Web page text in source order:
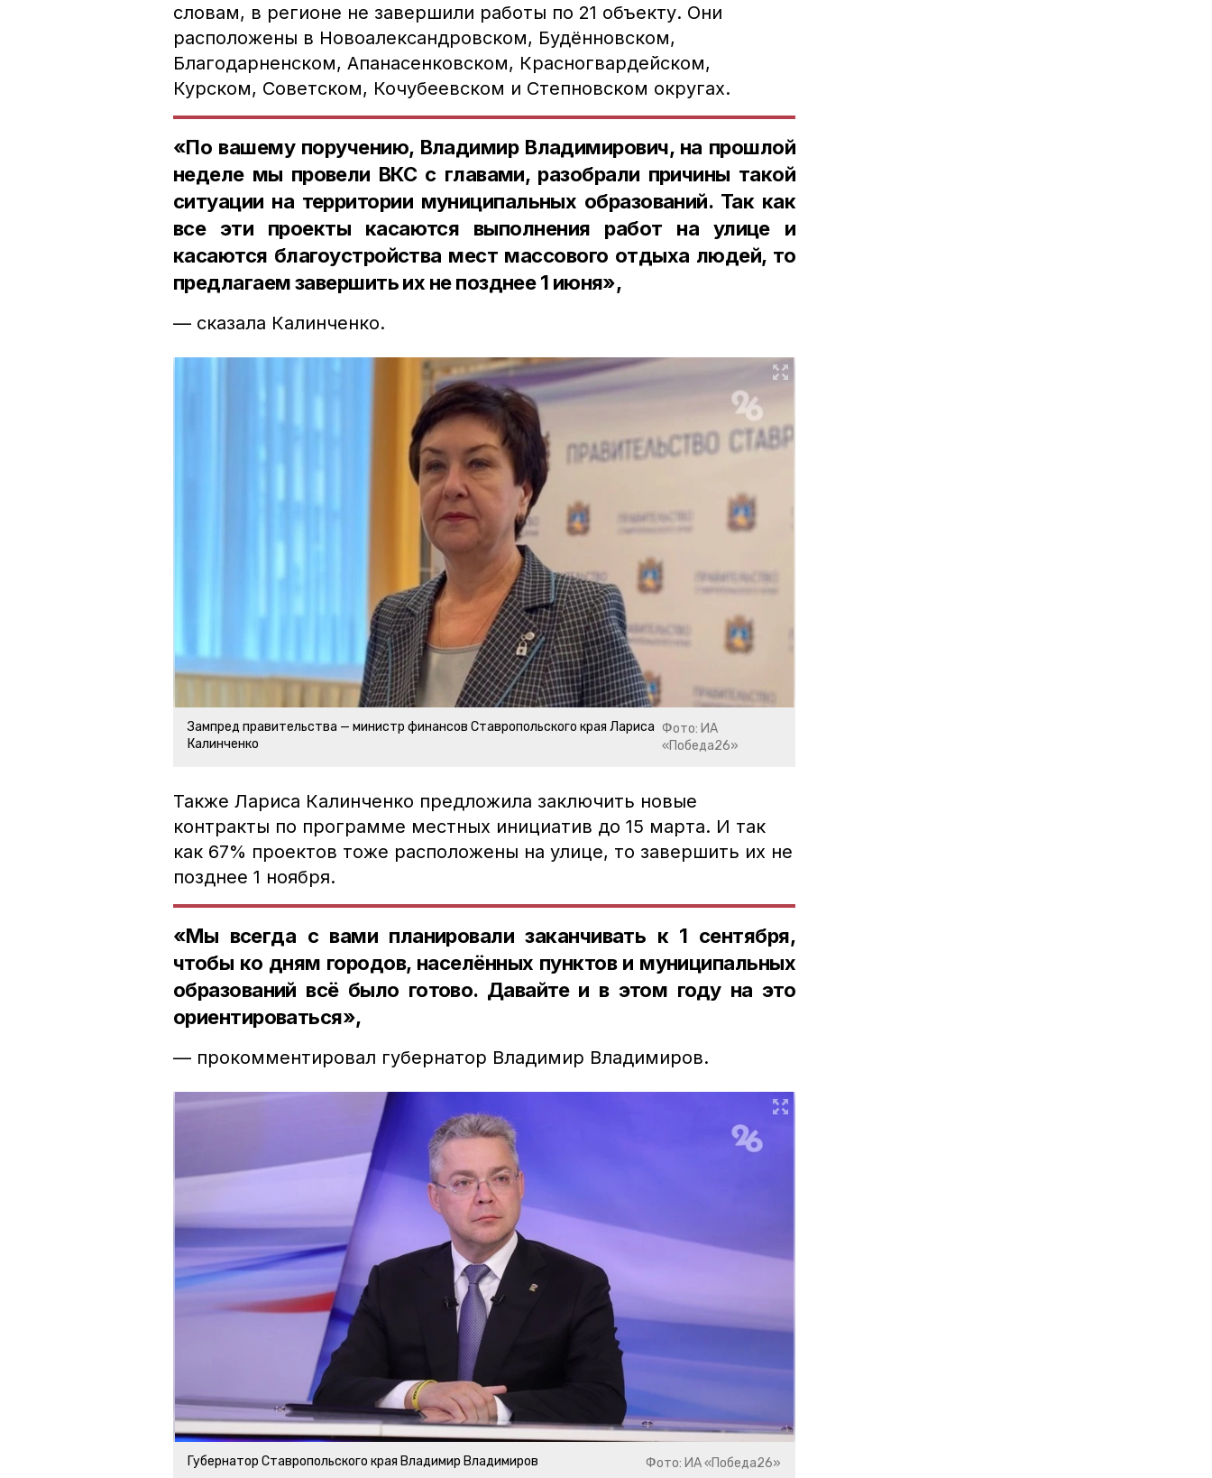
словам, в регионе не завершили работы по 21 объекту. Они
расположены в Новоалександровском, Будённовском,
Благодарненском, Апанасенковском, Красногвардейском,
Курском, Советском, Кочубеевском и Степновском округах.
«По вашему поручению, Владимир Владимирович, на прошлой
неделе мы провели ВКС с главами, разобрали причины такой
ситуации на территории муниципальных образований. Так как
все эти проекты касаются выполнения работ на улице и
касаются благоустройства мест массового отдыха людей, то
предлагаем завершить их не позднее 1 июня»,
— сказала Калинченко.
Зампред правительства — министр финансов Ставропольского края Лариса
Калинченко
Фото: ИА
«Победа26»
Также Лариса Калинченко предложила заключить новые
контракты по программе местных инициатив до 15 марта. И так
как 67% проектов тоже расположены на улице, то завершить их не
позднее 1 ноября.
«Мы всегда с вами планировали заканчивать к 1 сентября,
чтобы ко дням городов, населённых пунктов и муниципальных
образований всё было готово. Давайте и в этом году на это
ориентироваться»,
— прокомментировал губернатор Владимир Владимиров.
Губернатор Ставропольского края Владимир Владимиров Фото: ИА «Победа26»